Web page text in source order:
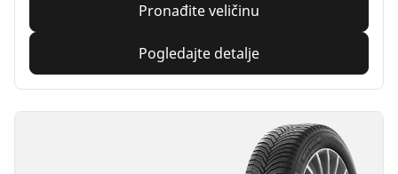
Pronađite veličinu
Pogledajte detalje